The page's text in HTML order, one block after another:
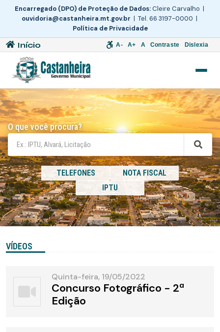
Encarregado (DPO) de Proteção de Dados:Cleire Carvalho |
ouvidoria@castanheira.mt.gov.br | Tel. 66 3197-0000 |
Política de Privacidade
Início A- A+ A Contraste Dislexia
O que você procura?
TELEFONES
NOTA FISCAL
IPTU
VÍDEOS
Quinta-feira, 19/05/2022
Concurso Fotográfico - 2ª
Edição